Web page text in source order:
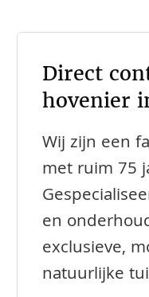
Direct
hovenier
Wij zijn een
met ruim 75
en
exclusieve,
natuurlijke